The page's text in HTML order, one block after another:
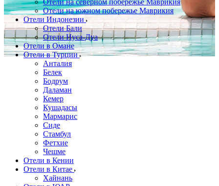
Отели на северном побережье Маврикия
Отели на южном побережье Маврикия
Отели Индонезии
Отели Бали
Отели Нуса-Дуа
Отели в Омане
Отели в Турции
Анталия
Белек
Бодрум
Даламан
Кемер
Кушадасы
Мармарис
Сиде
Стамбул
Фетхие
Чешме
Отели в Кении
Отели в Китае
Хайнань